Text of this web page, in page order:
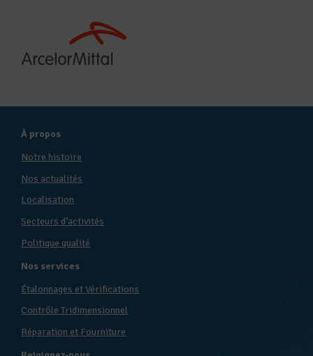
À propos
Notre histoire
Nos actualités
Localisation
Secteurs d’activités
Politique qualité
Nos services
Étalonnages et Vérifications
Contrôle Tridimensionnel
Réparation et Fourniture